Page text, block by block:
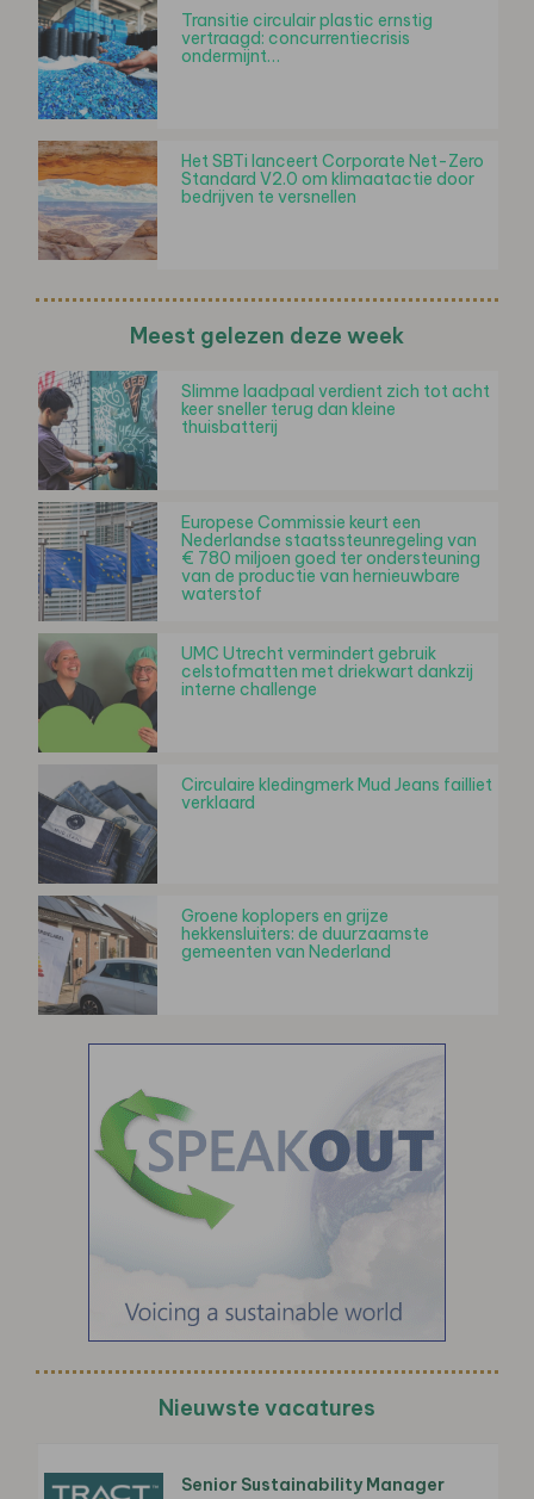
Transitie circulair plastic ernstig
vertraagd: concurrentiecrisis
ondermijnt…
Het SBTi lanceert Corporate Net-Zero
Standard V2.0 om klimaatactie door
bedrijven te versnellen
Meest gelezen deze week
Slimme laadpaal verdient zich tot acht
keer sneller terug dan kleine
thuisbatterij
Europese Commissie keurt een
Nederlandse staatssteunregeling van
€ 780 miljoen goed ter ondersteuning
van de productie van hernieuwbare
waterstof
UMC Utrecht vermindert gebruik
celstofmatten met driekwart dankzij
interne challenge
Circulaire kledingmerk Mud Jeans failliet
verklaard
Groene koplopers en grijze
hekkensluiters: de duurzaamste
gemeenten van Nederland
Nieuwste vacatures
Senior Sustainability Manager